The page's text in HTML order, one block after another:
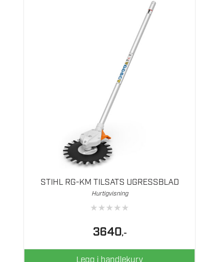
STIHL RG-KM TILSATS UGRESSBLAD
Hurtigvisning
★★★★★
3640,-